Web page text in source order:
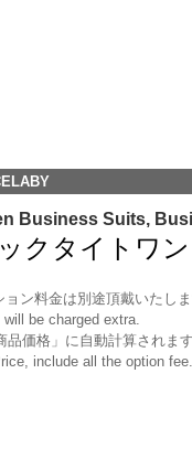
Business Suits,
クタイトワン
ョン料金は別途頂戴いたしま
will be charged extra.
品価格」に自動計算されます
include all the option fee.